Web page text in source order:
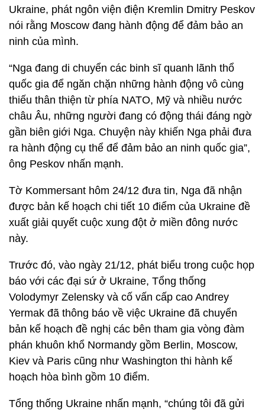
Ukraine, phát ngôn viện điện Kremlin Dmitry Peskov
nói rằng Moscow đang hành động để đảm bảo an
ninh của mình.
“Nga đang di chuyển các binh sĩ quanh lãnh thổ
quốc gia để ngăn chặn những hành động vô cùng
thiếu thân thiện từ phía NATO, Mỹ và nhiều nước
châu Âu, những người đang có động thái đáng ngờ
gần biên giới Nga. Chuyện này khiến Nga phải đưa
ra hành động cụ thể để đảm bảo an ninh quốc gia”,
ông Peskov nhấn mạnh.
Tờ Kommersant hôm 24/12 đưa tin, Nga đã nhận
được bản kế hoạch chi tiết 10 điểm của Ukraine đề
xuất giải quyết cuộc xung đột ở miền đông nước
này.
Trước đó, vào ngày 21/12, phát biểu trong cuộc họp
báo với các đại sứ ở Ukraine, Tổng thống
Volodymyr Zelensky và cố vấn cấp cao Andrey
Yermak đã thông báo về việc Ukraine đã chuyển
bản kế hoạch đề nghị các bên tham gia vòng đàm
phán khuôn khổ Normandy gồm Berlin, Moscow,
Kiev và Paris cũng như Washington thi hành kế
hoạch hòa bình gồm 10 điểm.
Tổng thống Ukraine nhấn mạnh, “chúng tôi đã gửi